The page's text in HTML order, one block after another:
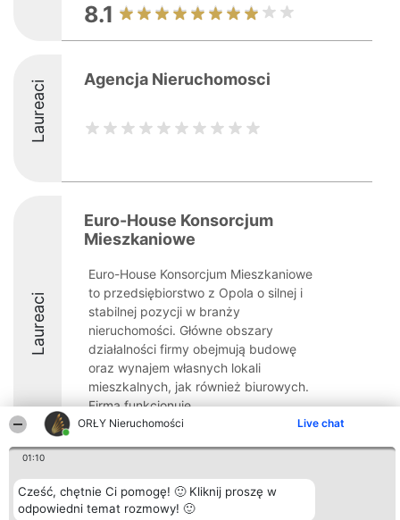
ORŁY Nieruchomości Live chat
01:10
Cześć, chętnie Ci pomogę! 🙂 Kliknij proszę w
odpowiedni temat rozmowy! 🙂
8.1
Laureaci Agencja Nieruchomosci
Laureaci
Euro-House Konsorcjum
Mieszkaniowe
Euro-House Konsorcjum Mieszkaniowe
to przedsiębiorstwo z Opola o silnej i
stabilnej pozycji w branży
nieruchomości. Główne obszary
działalności firmy obejmują budowę
oraz wynajem własnych lokali
mieszkalnych, jak również biurowych.
Firma funkcjonuje ...
8.3
Organizator plebiscytu
Bright Side Solutions sp. z o.
Plebiscyt
Laureaci